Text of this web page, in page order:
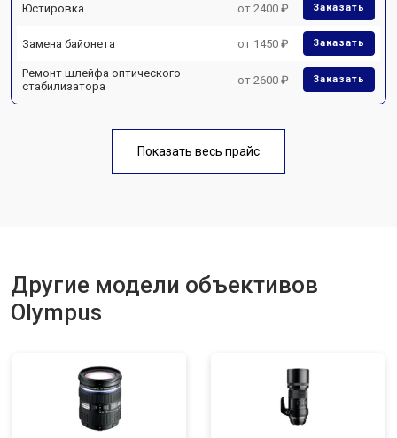
Юстировка от 2400 ₽ Заказать
Замена байонета от 1450 ₽ Заказать
Ремонт шлейфа оптического
стабилизатора
от 2600 ₽ Заказать
Показать весь прайс
Другие модели объективов
Olympus